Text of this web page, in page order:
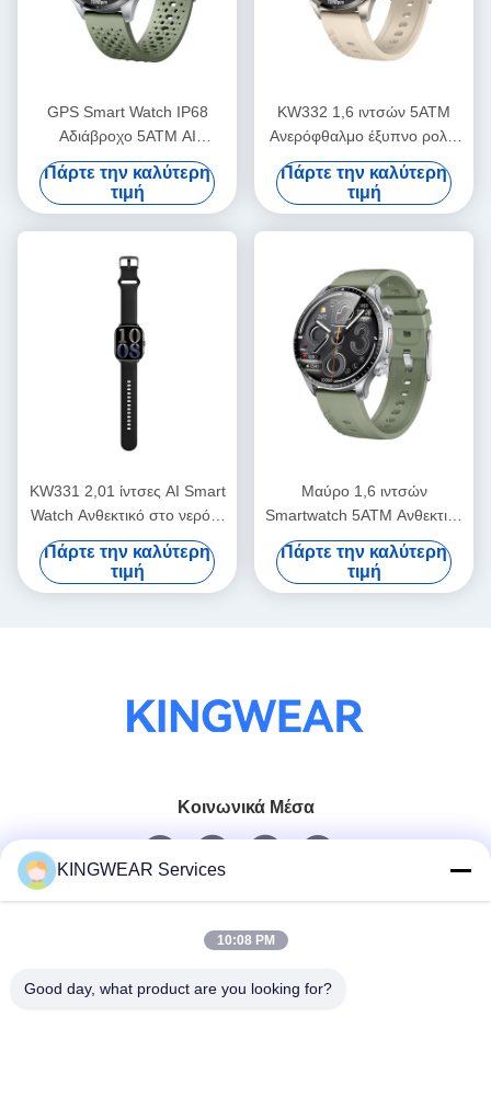
GPS Smart Watch IP68
Αδιάβροχο 5ATM AI
φωνητικός βοηθός Smart
Watch
Πάρτε την καλύτερη
τιμή
KW332 1,6 ιντσών 5ATM
Ανερόφθαλμο έξυπνο ρολόι
με 6 δορυφορικά GPS 170+
αθλητικές λειτουργίες
Πάρτε την καλύτερη
τιμή
KW331 2,01 ίντσες AI Smart
Watch Ανθεκτικό στο νερό 5
ATM Με δορυφορική
τοποθέτηση
Πάρτε την καλύτερη
τιμή
Μαύρο 1,6 ιντσών
Smartwatch 5ATM Ανθεκτικό
στο νερό Amoled GPS
Smartwatch
Πάρτε την καλύτερη
τιμή
Κοινωνικά Μέσα
Γρήγορη επικοινωνία
86-0755-2357-6886
KINGWEAR Services
10:08 PM
Good day, what product are you looking for?